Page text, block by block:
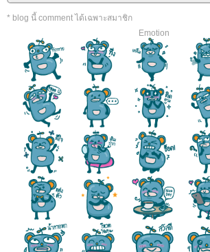
* blog นี้ comment ได้เฉพาะสมาชิก
Emotion